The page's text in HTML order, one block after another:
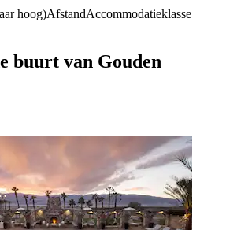
hoog)AfstandAccommodatieklasse
buurt van Gouden